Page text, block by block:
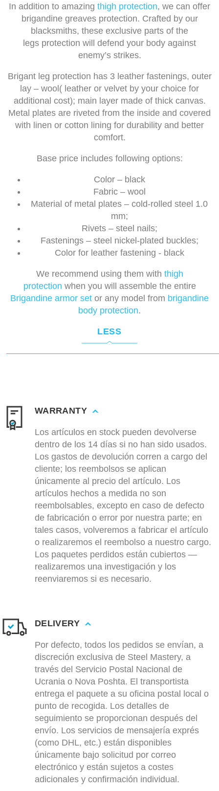
In addition to amazing thigh protection, we can offer
brigandine greaves protection. Crafted by our
blacksmiths, these exclusive parts of the
legs protection will defend your body against
enemy’s strikes.
Brigant leg protection has 3 leather fastenings, outer
lay – wool( leather or velvet by your choice for
additional cost); main layer made of thick canvas.
Metal plates are riveted from the inside and covered
with linen or cotton lining for durability and better
comfort.
Base price includes following options:
Color – black
Fabric – wool
Material of metal plates – cold-rolled steel 1.0
mm;
Rivets – steel nails;
Fastenings – steel nickel-plated buckles;
Color for leather fastening - black
We recommend using them with thigh
protection when you will assemble the entire
Brigandine armor set or any model from brigandine
body protection.
LESS
WARRANTY
Los artículos en stock pueden devolverse
dentro de los 14 días si no han sido usados.
Los gastos de devolución corren a cargo del
cliente; los reembolsos se aplican
únicamente al precio del artículo. Los
artículos hechos a medida no son
reembolsables, excepto en caso de defecto
de fabricación o error por nuestra parte; en
tales casos, volveremos a fabricar el artículo
o realizaremos el reembolso a nuestro cargo.
Los paquetes perdidos están cubiertos —
realizaremos una investigación y los
reenviaremos si es necesario.
DELIVERY
Por defecto, todos los pedidos se envían, a
discreción exclusiva de Steel Mastery, a
través del Servicio Postal Nacional de
Ucrania o Nova Poshta. El transportista
entrega el paquete a su oficina postal local o
punto de recogida. Los detalles de
seguimiento se proporcionan después del
envío. Los servicios de mensajería exprés
(como DHL, etc.) están disponibles
únicamente bajo solicitud por correo
electrónico y están sujetos a costes
adicionales y confirmación individual.